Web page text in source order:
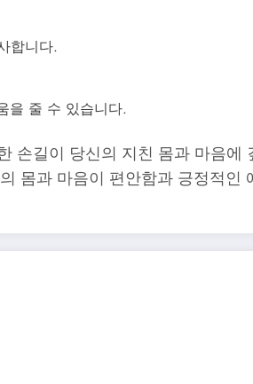
합니다.
을 줄 수 있습니다.
손길이 당신의 지친 몸과 마음에
몸과 마음이 편안함과 긍정적인